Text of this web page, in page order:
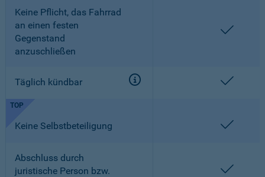
Keine Pflicht, das Fahrrad
an einen festen
Gegenstand
anzuschließen
Täglich kündbar
TOP
Keine Selbstbeteiligung
Abschluss durch
juristische Person bzw.